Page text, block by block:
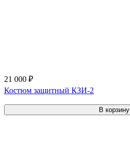
21 000 ₽
Костюм защитный КЗИ-2
В корзину